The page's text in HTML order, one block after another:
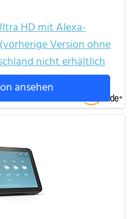
HD mit Alexa-
Version ohne
nicht erhältlich
ansehen